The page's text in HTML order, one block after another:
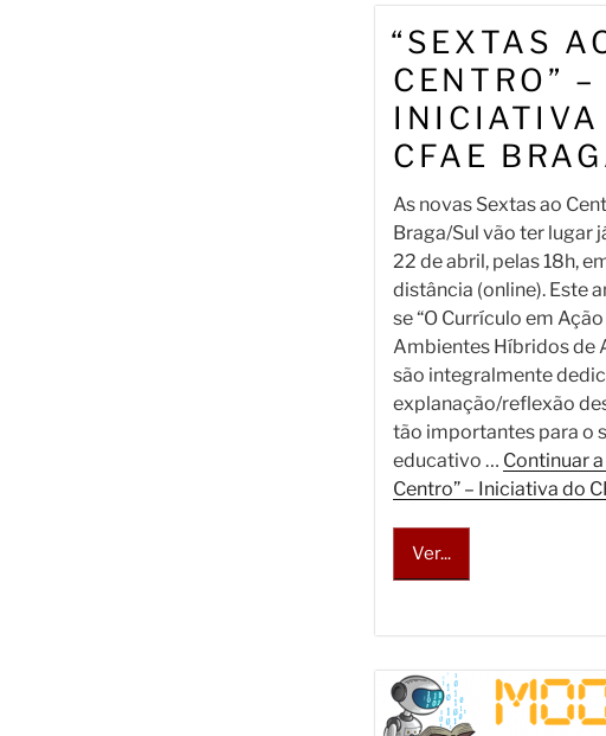
“SEXTAS
CENTRO” –
INICIATIVA
CFAE
As novas Sextas ao
Braga/Sul vão ter lugar
22 de abril, pelas 18h,
distância (online). Este
se “O Currículo em
Ambientes Híbridos de
são integralmente
explanação/reflexão
tão importantes para o
educativo … Continuar
Centro” – Iniciativa do
Ver...